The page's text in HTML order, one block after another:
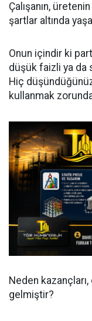
Çalışanın,
şartlar altında
Onun içindir ki
düşük faizli ya da
Hiç
kullanmak
Neden
gelmiştir?